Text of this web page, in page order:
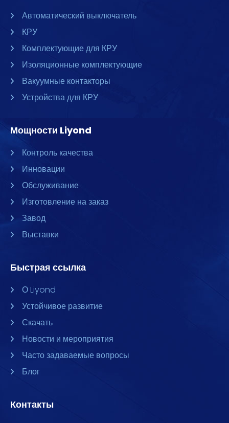
Автоматический выключатель
КРУ
Комплектующие для КРУ
Изоляционные комплектующие
Вакуумные контакторы
Устройства для КРУ
Мощности Liyond
Контроль качества
Инновации
Обслуживание
Изготовление на заказ
Завод
Выставки
Быстрая ссылка
О Liyond
Устойчивое развитие
Скачать
Новости и мероприятия
Часто задаваемые вопросы
Блог
Контакты